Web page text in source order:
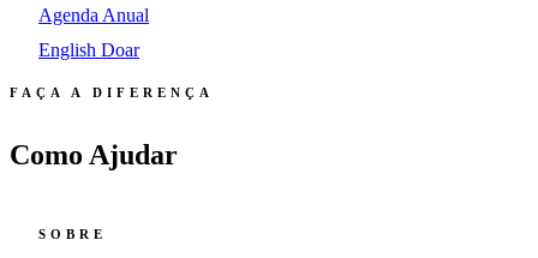
Agenda Anual
English Doar
FAÇA A DIFERENÇA
Como Ajudar
SOBRE